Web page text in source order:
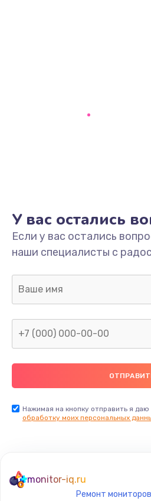
У вас остались
Если у вас остались
наши специалисты с
Нажимая на кнопку отправить я даю
обработку моих персональных
monitor-iq.ru
Ремонт